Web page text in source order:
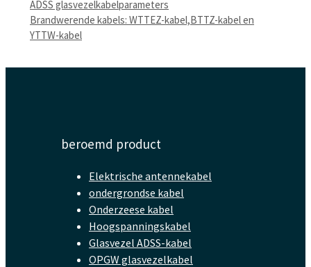
ADSS glasvezelkabelparameters
Brandwerende kabels: WTTEZ-kabel,BTTZ-kabel en
YTTW-kabel
beroemd product
Elektrische antennekabel
ondergrondse kabel
Onderzeese kabel
Hoogspanningskabel
Glasvezel ADSS-kabel
OPGW glasvezelkabel